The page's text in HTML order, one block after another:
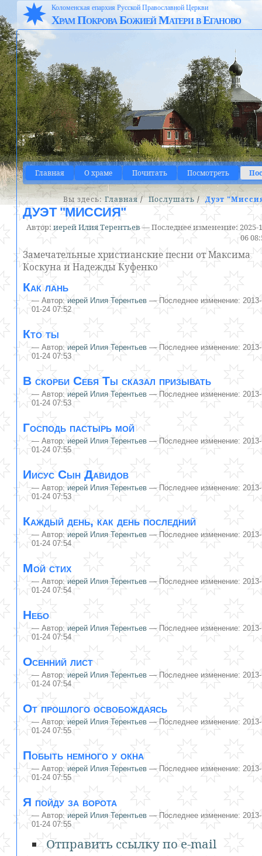
Коломенская епархия Русской Православной Церкви
Храм Покрова Божией Матери в Еганово
Главная О храме Почитать Посмотреть
Вы здесь: Главная /Послушать /Дуэт
ДУЭТ "МИССИЯ"
Автор:иерей Илия Терентьев—Последнее изменение:2025-
06
Замечательные христианские песни от Максима
Коскуна и Надежды Куфенко
Как лань
—Автор:иерей Илия Терентьев — Последнее изменение: 2013-
01-24 07:52
Кто ты
—Автор:иерей Илия Терентьев — Последнее изменение: 2013-
01-24 07:53
В скорби Себя Ты сказал призывать
—Автор:иерей Илия Терентьев — Последнее изменение: 2013-
01-24 07:53
Господь пастырь мой
—Автор:иерей Илия Терентьев — Последнее изменение: 2013-
01-24 07:55
Иисус Сын Давидов
—Автор:иерей Илия Терентьев — Последнее изменение: 2013-
01-24 07:53
Каждый день, как день последний
—Автор:иерей Илия Терентьев — Последнее изменение: 2013-
01-24 07:54
Мой стих
—Автор:иерей Илия Терентьев — Последнее изменение: 2013-
01-24 07:54
Небо
—Автор:иерей Илия Терентьев — Последнее изменение: 2013-
01-24 07:54
Осенний лист
—Автор:иерей Илия Терентьев — Последнее изменение: 2013-
01-24 07:54
От прошлого освобождаясь
—Автор:иерей Илия Терентьев — Последнее изменение: 2013-
01-24 07:55
Побыть немного у окна
—Автор:иерей Илия Терентьев — Последнее изменение: 2013-
01-24 07:55
Я пойду за ворота
—Автор:иерей Илия Терентьев — Последнее изменение: 2013-
01-24 07:55
Отправить ссылку по e-mail